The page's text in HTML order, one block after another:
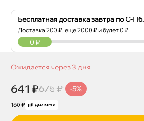
Бесплатная доставка завтра по С-Пб.
Доставка200 ₽, еще2000 ₽ и будет 0 ₽
0 ₽
Ожидается через 3 дня
641 ₽675 ₽ -5%
160 ₽